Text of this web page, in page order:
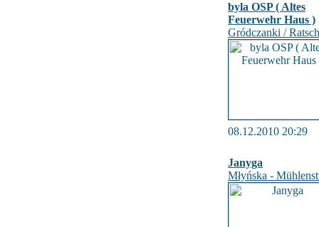
byla OSP ( Altes
Feuerwehr Haus )
Gródczanki / Ratsch
08.12.2010 20:29
Janyga
Młyńska -